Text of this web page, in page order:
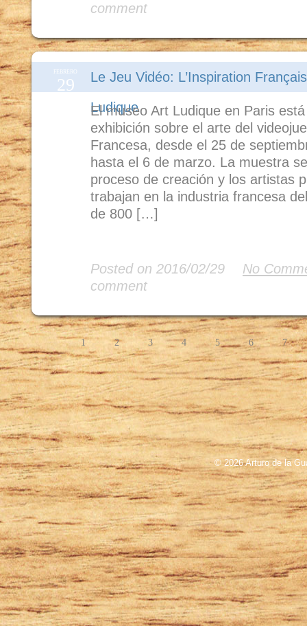
comment
FEBRERO
29
Le Jeu Vidéo: L’Inspiration
Ludique
El museo Art Ludique en Paris
exhibición sobre el arte del
Francesa, desde el 25 de
hasta el 6 de marzo. La muestra
proceso de creación y los artistas
trabajan en la industria francesa
de 800 […]
Posted on 2016/02/29
No
comment
1 2 3 4 5 6 7
© 2026 Arturo de la